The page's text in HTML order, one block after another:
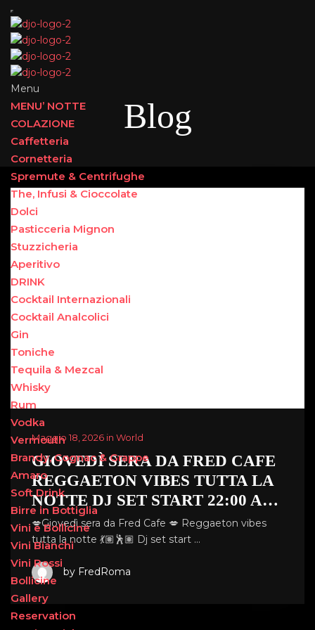
Menu
MENU’ NOTTE
COLAZIONE
Caffetteria
Cornetteria
Spremute & Centrifughe
The, Infusi & Cioccolate
Dolci
Pasticceria Mignon
Stuzzicheria
Aperitivo
DRINK
Cocktail Internazionali
Cocktail Analcolici
Gin
Toniche
Tequila & Mezcal
Whisky
Rum
Vodka
Vermouth
Brandy, Cognac & Grappe
Amaro
Soft Drink
Birre in Bottiglia
Vini e Bollicine
Vini Bianchi
Vini Rossi
Bollicine
Gallery
Reservation
Blog
Maggio 18, 2026 in World
GIOVEDÌ SERA DA FRED CAFE
REGGAETON VIBES TUTTA LA
NOTTE DJ SET START 22:00 A…
💋Giovedì sera da Fred Cafe 💋 Reggaeton vibes
tutta la notte 💃🏽🕺🏽 Dj set start …
by FredRoma